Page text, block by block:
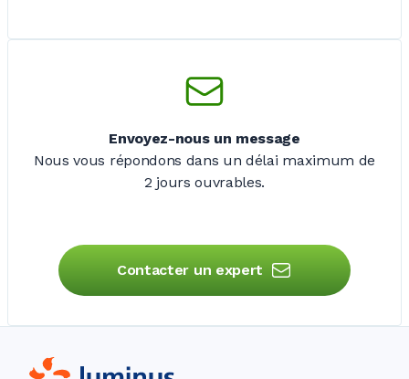
Envoyez-nous un message
Nous vous répondons dans un délai maximum de
2 jours ouvrables.
Contacter un expert